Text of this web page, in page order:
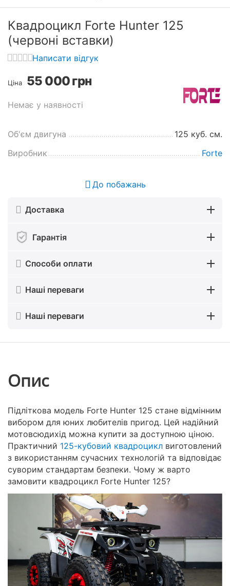
Квадроцикл Forte Hunter 125
(червоні вставки)
Написати відгук
Ціна 55 000грн
Немає у наявності
Об'єм двигуна
125 куб. см.
Виробник
Forte
До побажань
Доставка
Гарантія
Способи оплати
Наші переваги
Наші переваги
Опис
Підліткова модель Forte Hunter 125 стане відмінним
вибором для юних любителів пригод. Цей надійний
мотовсюдихід можна купити за доступною ціною.
Практичний 125-кубовий квадроцикл виготовлений
з використанням сучасних технологій та відповідає
суворим стандартам безпеки. Чому ж варто
замовити квадроцикл Forte Hunter 125?